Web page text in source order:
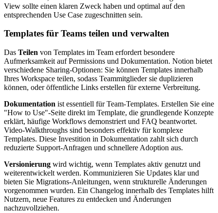
View sollte einen klaren Zweck haben und optimal auf den
entsprechenden Use Case zugeschnitten sein.
Templates für Teams teilen und verwalten
Das Teilen von Templates im Team erfordert besondere
Aufmerksamkeit auf Permissions und Dokumentation. Notion bietet
verschiedene Sharing-Optionen: Sie können Templates innerhalb
Ihres Workspace teilen, sodass Teammitglieder sie duplizieren
können, oder öffentliche Links erstellen für externe Verbreitung.
Dokumentation ist essentiell für Team-Templates. Erstellen Sie eine
"How to Use"-Seite direkt im Template, die grundlegende Konzepte
erklärt, häufige Workflows demonstriert und FAQ beantwortet.
Video-Walkthroughs sind besonders effektiv für komplexe
Templates. Diese Investition in Dokumentation zahlt sich durch
reduzierte Support-Anfragen und schnellere Adoption aus.
Versionierung wird wichtig, wenn Templates aktiv genutzt und
weiterentwickelt werden. Kommunizieren Sie Updates klar und
bieten Sie Migrations-Anleitungen, wenn strukturelle Änderungen
vorgenommen wurden. Ein Changelog innerhalb des Templates hilft
Nutzern, neue Features zu entdecken und Änderungen
nachzuvollziehen.